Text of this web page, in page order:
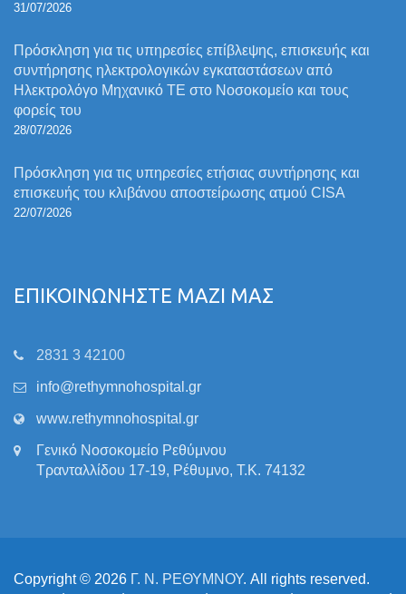
31/07/2026
Πρόσκληση για τις υπηρεσίες επίβλεψης, επισκευής και
συντήρησης ηλεκτρολογικών εγκαταστάσεων από
Ηλεκτρολόγο Μηχανικό ΤΕ στο Νοσοκομείο και τους
φορείς του
28/07/2026
Πρόσκληση για τις υπηρεσίες ετήσιας συντήρησης και
επισκευής του κλιβάνου αποστείρωσης ατμού CISA
22/07/2026
ΕΠΙΚΟΙΝΩΝΗΣΤΕ ΜΑΖΙ ΜΑΣ
2831 3 42100
info@rethymnohospital.gr
www.rethymnohospital.gr
Γενικό Νοσοκομείο Ρεθύμνου
Τρανταλλίδου 17-19, Ρέθυμνο, Τ.Κ. 74132
Copyright © 2026 Γ. Ν. ΡΕΘΥΜΝΟΥ. All rights reserved.